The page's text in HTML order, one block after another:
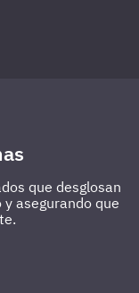
que desglosan
asegurando que